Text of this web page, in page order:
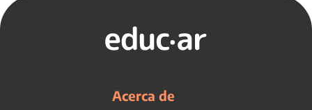
Acerca de